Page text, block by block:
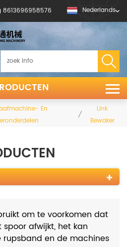
Nederlands
En
/
Link
Bewaker
om te voorkomen dat
afwijkt, het kan
en de machines